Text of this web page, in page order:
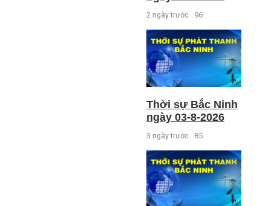
2 ngày trước 96
Thời sự Bắc Ninh
ngày 03-8-2026
3 ngày trước 85